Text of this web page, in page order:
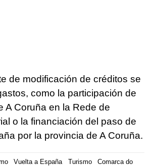
de modificación de créditos se
como la participación de
A Coruña en la Rede de
o la financiación del paso de
por la provincia de A Coruña.
Vuelta a España Turismo
Comarca do